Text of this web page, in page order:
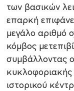
των βασικών
επαρκή
μεγάλο αριθμό
κόμβος
συμβάλλοντας
κυκλοφοριακής
ιστορικού